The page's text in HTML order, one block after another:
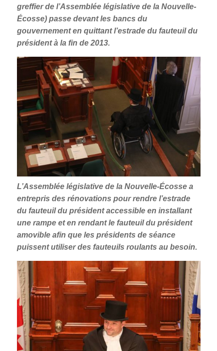
greffier de l’Assemblée législative de la Nouvelle-
Écosse) passe devant les bancs du
gouvernement en quittant l’estrade du fauteuil du
président à la fin de 2013.
L’Assemblée législative de la Nouvelle-Écosse a
entrepris des rénovations pour rendre l’estrade
du fauteuil du président accessible en installant
une rampe et en rendant le fauteuil du président
amovible afin que les présidents de séance
puissent utiliser des fauteuils roulants au besoin.